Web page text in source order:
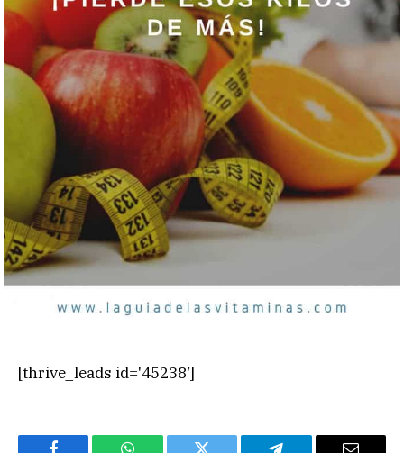
[thrive_leads id='45238′]